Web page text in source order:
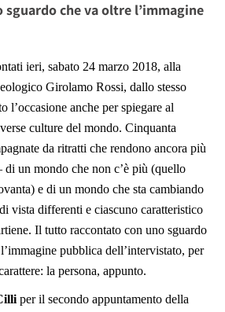
che va oltre l’immagine
ieri, sabato 24 marzo 2018, alla
Girolamo Rossi, dallo stesso
l’occasione anche per spiegare al
culture del mondo. Cinquanta
da ritratti che rendono ancora più
di un mondo che non c’è più (quello
e di un mondo che sta cambiando
vista differenti e ciascuno caratteristico
Il tutto raccontato con uno sguardo
pubblica dell’intervistato, per
la persona, appunto.
per il secondo appuntamento della